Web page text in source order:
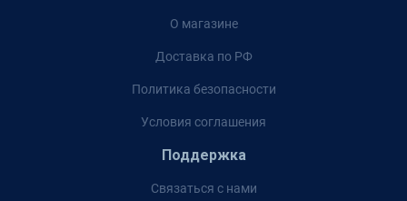
О магазине
Доставка по РФ
Политика безопасности
Условия соглашения
Поддержка
Связаться с нами